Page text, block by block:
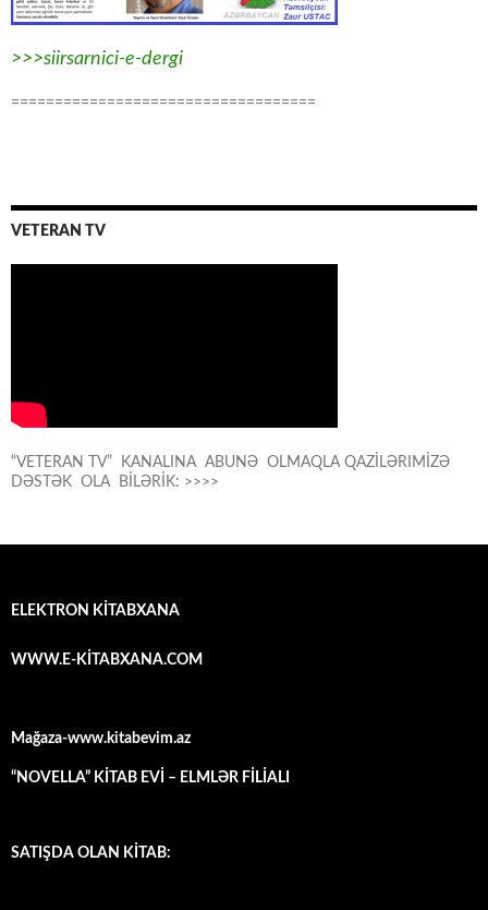
>>>siirsarnici-e-dergi
===================================
VETERAN TV
“VETERAN TV” KANALINA ABUNƏ OLMAQLA QAZİLƏRIMİZƏ
DƏSTƏK OLA BİLƏRİK: >>>>
ELEKTRON KİTABXANA
WWW.E-KİTABXANA.COM
Mağaza-www.kitabevim.az
“NOVELLA” KİTAB EVİ – ELMLƏR FİLİALI
SATIŞDA OLAN KİTAB: